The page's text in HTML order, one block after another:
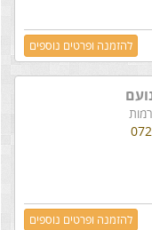
להזמנה ופרטים נוספים
רמות
להזמנה ופרטים נוספים